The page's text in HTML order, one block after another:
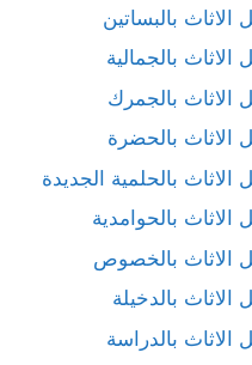
بالبساتين
بالجمالية
بالجمرك
بالحضرة
بالحلمية الجديدة
بالحوامدية
الاثاث بالخصوص
بالدخيلة
بالدراسة